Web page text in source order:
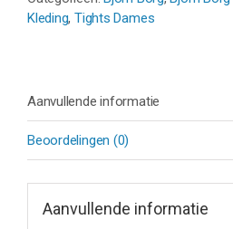
Kleding, Tights Dames
Aanvullende informatie
Beoordelingen (0)
Aanvullende informatie